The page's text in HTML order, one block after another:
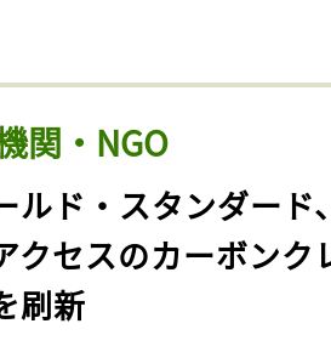
関・NGO
ルド・スタンダード
クセスのカーボンク
刷新